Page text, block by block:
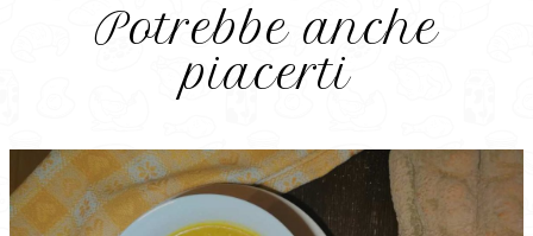
Potrebbe anche
piacerti